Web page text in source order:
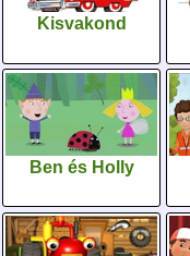
Kisvakond
Ben és Holly